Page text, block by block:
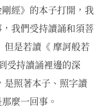
經》的本子打開，我
我們受持讀誦和須菩
但是若讀《 摩訶般若
受持讀誦裡邊的深
是照著本子、照字讀
麼一回事。